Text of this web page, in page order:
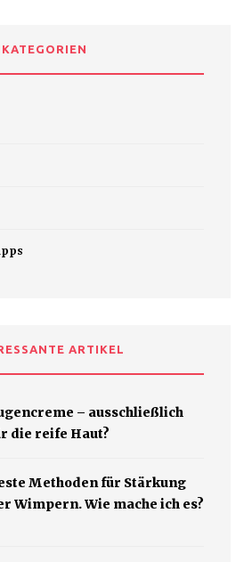
KATEGORIEN
ARTIKEL
– ausschließlich
die reife Haut?
Methoden für Stärkung
Wimpern. Wie mache ich es?